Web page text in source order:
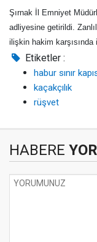
Şırnak İl Emniyet
adliyesine getirildi.
ilişkin hakim karşısında
Etiketler :
habur sınır
kaçakçılık
rüşvet
HABERE